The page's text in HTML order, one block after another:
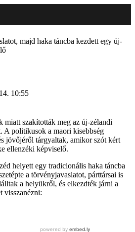
majd haka táncba kezdett egy új-
10:55
miatt szakították meg az új-zélandi
A politikusok a maori kisebbség
jövőjéről tárgyaltak, amikor szót kért
ellenzéki képviselő.
helyett egy tradicionális haka táncba
a törvényjavaslatot, párttársai is
a helyükről, és elkezdték járni a
visszanézni: